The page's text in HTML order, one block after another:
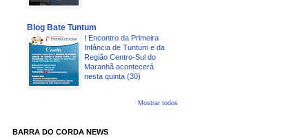
Blog Bate Tuntum
I Encontro da Primeira
Infância de Tuntum e da
Região Centro-Sul do
Maranhã acontecerá
nesta quinta (30)
Mostrar todos
BARRA DO CORDA NEWS